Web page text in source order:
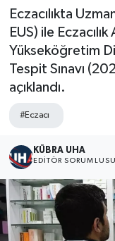
Eczacılıkta
EUS) ile Eczacılık
Yükseköğretim
Tespit Sınavı
açıklandı.
#Eczacı
KÜBRA UHA
EDİTÖR SORUMLUSU
Siyaset
Spor
Yaşam
Süper Lig
Tüm
Son Dakika
Haber Arşivi